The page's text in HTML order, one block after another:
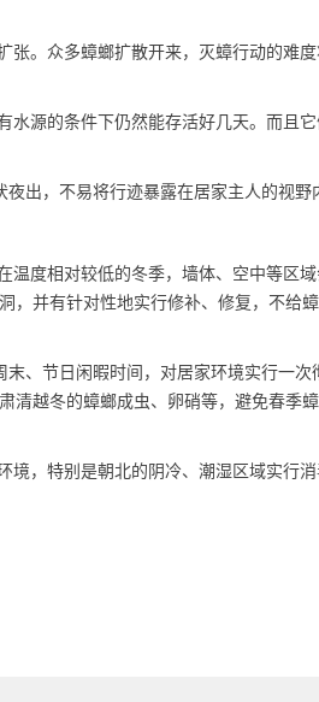
。众多蟑螂扩散开来，灭蟑行动的难
源的条件下仍然能存活好几天。而且
出，不易将行迹暴露在居家主人的视野
度相对较低的冬季，墙体、空中等区
，并有针对性地实行修补、修复，不给
末、节日闲暇时间，对居家环境实行一次
清越冬的蟑螂成虫、卵硝等，避免春季
，特别是朝北的阴冷、潮湿区域实行